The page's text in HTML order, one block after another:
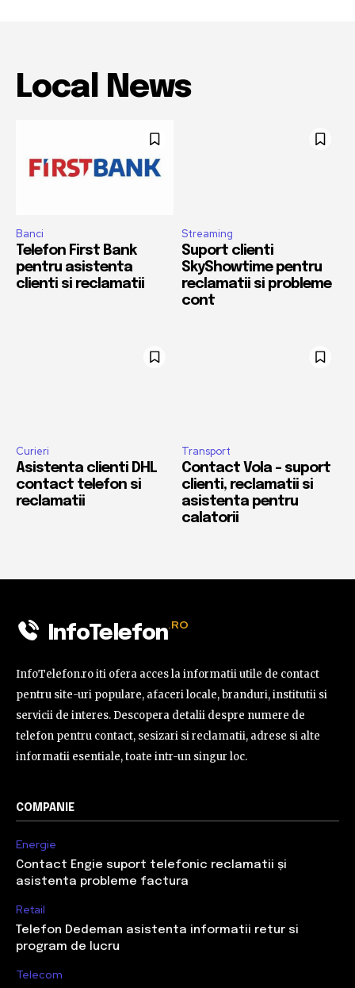
Local News
Banci
Telefon First Bank
pentru asistenta
clienti si reclamatii
Streaming
Suport clienti
SkyShowtime pentru
reclamatii si probleme
cont
Curieri
Asistenta clienti DHL
contact telefon si
reclamatii
Transport
Contact Vola – suport
clienti, reclamatii si
asistenta pentru
calatorii
InfoTelefon.RO
InfoTelefon.ro iti ofera acces la informatii utile de contact
pentru site-uri populare, afaceri locale, branduri, institutii si
servicii de interes. Descopera detalii despre numere de
telefon pentru contact, sesizari si reclamatii, adrese si alte
informatii esentiale, toate intr-un singur loc.
COMPANIE
Energie
Contact Engie suport telefonic reclamatii și
asistenta probleme factura
Retail
Telefon Dedeman asistenta informatii retur si
program de lucru
Telecom